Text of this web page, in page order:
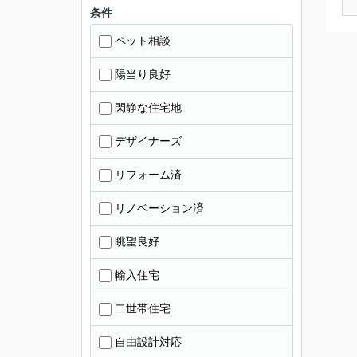
条件
ペット相談
陽当り良好
閑静な住宅地
デザイナーズ
リフォーム済
リノベーション済
眺望良好
輸入住宅
二世帯住宅
自由設計対応